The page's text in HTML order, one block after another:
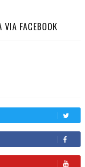
VIA FACEBOOK